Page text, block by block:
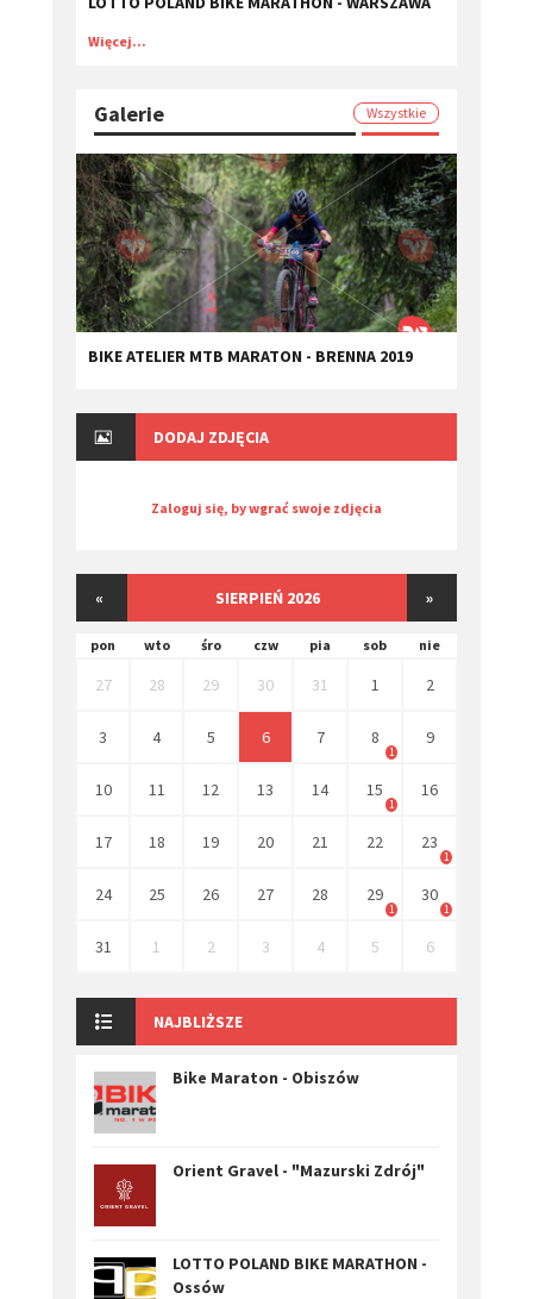
Więcej...
Galerie Wszystkie
BIKE ATELIER MTB MARATON - BRENNA 2019
DODAJ ZDJĘCIA
Zaloguj się, by wgrać swoje zdjęcia
« SIERPIEŃ 2026 »
pon wto śro czw pia sob nie
27 28 29 30 31 1 2
3 4 5 6 7 8
1
9
10 11 12 13 14 15
1
16
17 18 19 20 21 22 23
1
24 25 26 27 28 29
1
30
1
31 1 2 3 4 5 6
NAJBLIŻSZE
Bike Maraton - Obiszów
Orient Gravel - "Mazurski Zdrój"
LOTTO POLAND BIKE MARATHON -
Ossów